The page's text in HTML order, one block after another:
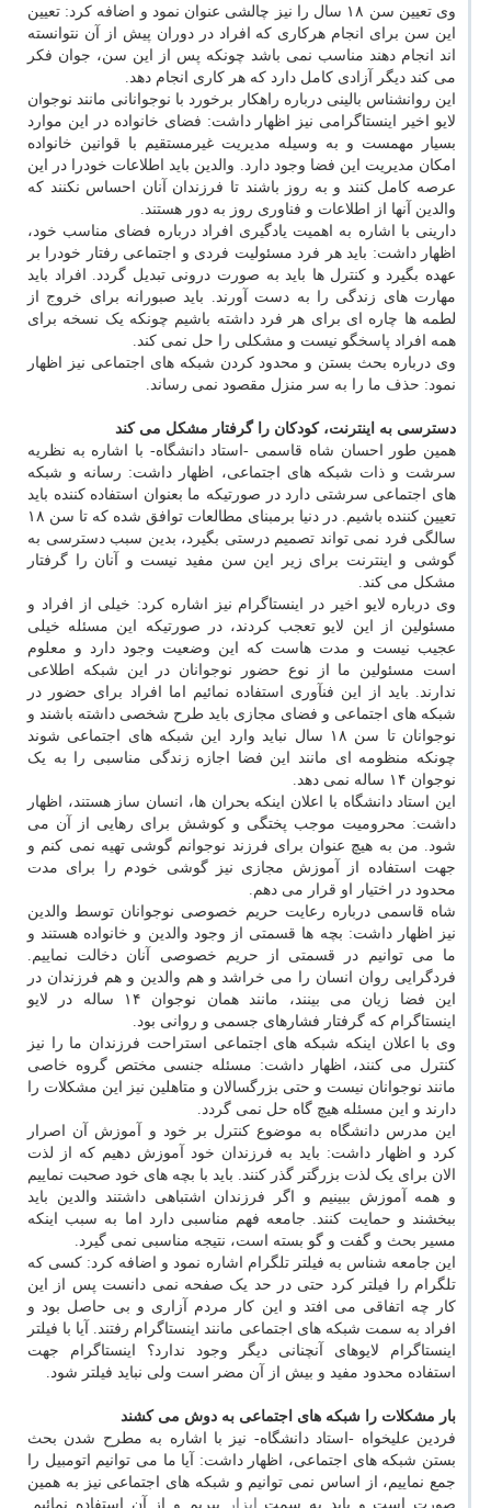
وی تعیین سن ۱۸ سال را نیز چالشی عنوان نمود و اضافه کرد: تعیین
این سن برای انجام هرکاری که افراد در دوران پیش از آن نتوانسته
اند انجام دهند مناسب نمی باشد چونکه پس از این سن، جوان فکر
می کند دیگر آزادی کامل دارد که هر کاری انجام دهد.
این روانشناس بالینی درباره راهکار برخورد با نوجوانانی مانند نوجوان
لایو اخیر اینستاگرامی نیز اظهار داشت: فضای خانواده در این موارد
بسیار مهمست و به وسیله مدیریت غیرمستقیم با قوانین خانواده
امکان مدیریت این فضا وجود دارد. والدین باید اطلاعات خودرا در این
عرصه کامل کنند و به روز باشند تا فرزندان آنان احساس نکنند که
والدین آنها از اطلاعات و فناوری روز به دور هستند.
دارینی با اشاره به اهمیت یادگیری افراد درباره فضای مناسب خود،
اظهار داشت: باید هر فرد مسئولیت فردی و اجتماعی رفتار خودرا بر
عهده بگیرد و کنترل ها باید به صورت درونی تبدیل گردد. افراد باید
مهارت های زندگی را به دست آورند. باید صبورانه برای خروج از
لطمه ها چاره ای برای هر فرد داشته باشیم چونکه یک نسخه برای
همه افراد پاسخگو نیست و مشکلی را حل نمی کند.
وی درباره بحث بستن و محدود کردن شبکه های اجتماعی نیز اظهار
نمود: حذف ما را به سر منزل مقصود نمی رساند.
دسترسی به اینترنت، کودکان را گرفتار مشکل می کند
همین طور احسان شاه قاسمی -استاد دانشگاه- با اشاره به نظریه
سرشت و ذات شبکه های اجتماعی، اظهار داشت: رسانه و شبکه
های اجتماعی سرشتی دارد در صورتیکه ما بعنوان استفاده کننده باید
تعیین کننده باشیم. در دنیا برمبنای مطالعات توافق شده که تا سن ۱۸
سالگی فرد نمی تواند تصمیم درستی بگیرد، بدین سبب دسترسی به
گوشی و اینترنت برای زیر این سن مفید نیست و آنان را گرفتار
مشکل می کند.
وی درباره لایو اخیر در اینستاگرام نیز اشاره کرد: خیلی از افراد و
مسئولین از این لایو تعجب کردند، در صورتیکه این مسئله خیلی
عجیب نیست و مدت هاست که این وضعیت وجود دارد و معلوم
است مسئولین ما از نوع حضور نوجوانان در این شبکه اطلاعی
ندارند. باید از این فنآوری استفاده نمائیم اما افراد برای حضور در
شبکه های اجتماعی و فضای مجازی باید طرح شخصی داشته باشند و
نوجوانان تا سن ۱۸ سال نباید وارد این شبکه های اجتماعی شوند
چونکه منظومه ای مانند این فضا اجازه زندگی مناسبی را به یک
نوجوان ۱۴ ساله نمی دهد.
این استاد دانشگاه با اعلان اینکه بحران ها، انسان ساز هستند، اظهار
داشت: محرومیت موجب پختگی و کوشش برای رهایی از آن می
شود. من به هیچ عنوان برای فرزند نوجوانم گوشی تهیه نمی کنم و
جهت استفاده از آموزش مجازی نیز گوشی خودم را برای مدت
محدود در اختیار او قرار می دهم.
شاه قاسمی درباره رعایت حریم خصوصی نوجوانان توسط والدین
نیز اظهار داشت: بچه ها قسمتی از وجود والدین و خانواده هستند و
ما می توانیم در قسمتی از حریم خصوصی آنان دخالت نماییم.
فردگرایی روان انسان را می خراشد و هم والدین و هم فرزندان در
این فضا زیان می بینند، مانند همان نوجوان ۱۴ ساله در لایو
اینستاگرام که گرفتار فشارهای جسمی و روانی بود.
وی با اعلان اینکه شبکه های اجتماعی استراحت فرزندان ما را نیز
کنترل می کنند، اظهار داشت: مسئله جنسی مختص گروه خاصی
مانند نوجوانان نیست و حتی بزرگسالان و متاهلین نیز این مشکلات را
دارند و این مسئله هیچ گاه حل نمی گردد.
این مدرس دانشگاه به موضوع کنترل بر خود و آموزش آن اصرار
کرد و اظهار داشت: باید به فرزندان خود آموزش دهیم که از لذت
الان برای یک لذت بزرگتر گذر کنند. باید با بچه های خود صحبت نماییم
و همه آموزش ببینیم و اگر فرزندان اشتباهی داشتند والدین باید
ببخشند و حمایت کنند. جامعه فهم مناسبی دارد اما به سبب اینکه
مسیر بحث و گفت و گو بسته است، نتیجه مناسبی نمی گیرد.
این جامعه شناس به فیلتر تلگرام اشاره نمود و اضافه کرد: کسی که
تلگرام را فیلتر کرد حتی در حد یک صفحه نمی دانست پس از این
کار چه اتفاقی می افتد و این کار مردم آزاری و بی حاصل بود و
افراد به سمت شبکه های اجتماعی مانند اینستاگرام رفتند. آیا با فیلتر
اینستاگرام لایوهای آنچنانی دیگر وجود ندارد؟ اینستاگرام جهت
استفاده محدود مفید و بیش از آن مضر است ولی نباید فیلتر شود.
بار مشکلات را شبکه های اجتماعی به دوش می کشند
فردین علیخواه -استاد دانشگاه- نیز با اشاره به مطرح شدن بحث
بستن شبکه های اجتماعی، اظهار داشت: آیا ما می توانیم اتومبیل را
جمع نماییم، از اساس نمی توانیم و شبکه های اجتماعی نیز به همین
صورت است و باید به سمت
ابزار ببریم و از آن استفاده نمائیم.